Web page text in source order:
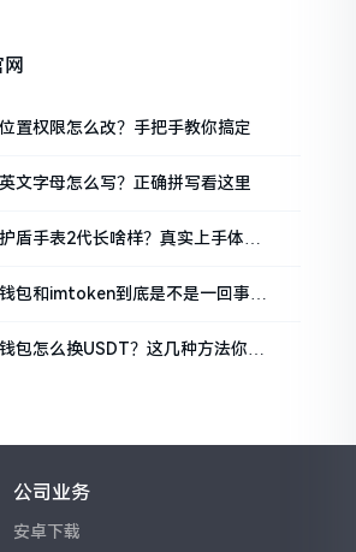
置权限怎么改？手把手教你搞定
文字母怎么写？正确拼写看这里
盾手表2代长啥样？真实上手体验
包和imtoken到底是不是一回事？
包怎么换USDT？这几种方法你得
公司业务
安卓下载